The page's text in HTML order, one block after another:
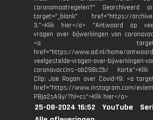
coronamaatregelen?" Gearchiveerd
target="_blank" href="https://
3.">Klik hier</a> "Antwoord op
vragen over bijwerkingen van
<a
href="https://www.ad.nl/home/
veelgestelde-vragen-over-bijwerkingen-
coronavaccins~ab298c2b/
Clip: Joe Rogan over Covid-19: <a
href="https://www.instagram.com/
PBja2sA9y/?hl=cs">Klik hier</a>
25-08-2024 16:52 YouTube